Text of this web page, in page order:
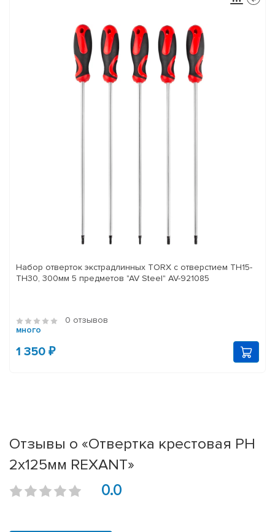
Набор отверток экстрадлинных TORX с отверстием TH15-
TH30, 300мм 5 предметов "AV Steel" AV-921085
0 отзывов
много
1 350 ₽
Отзывы о «Отвертка крестовая PH
2х125мм REXANT»
0.0